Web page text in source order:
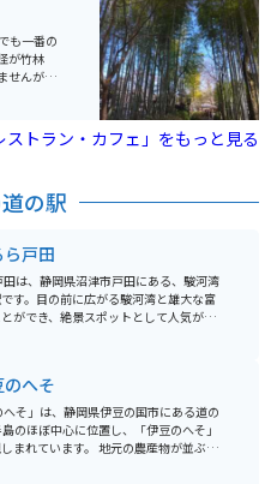
ラック
のんびり
す。
も一番の
が竹林
せんが、
日でも
ありま
ストラン・カフェ」をもっと見る
の駅
ら戸田
は、静岡県沼津市戸田にある、駿河湾
す。目の前に広がる駿河湾と雄大な富
ができ、絶景スポットとして人気があ
戸田名産の塩鰹や干物がおすすめで
無料の二輪車専用駐車場が用意されて
富士山をバックに、バイクと一緒に写
でしょう。周辺には、夕日の絶景スポ
のへそ
へそ」は、静岡県伊豆の国市にある道の
まれています。 地元の農産物が並ぶ直
材を使った料理が楽しめるレストラ